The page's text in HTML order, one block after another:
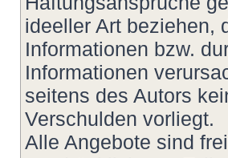
ideeller Art beziehen,
Informationen bzw.
Informationen
seitens des Autors
Verschulden vorliegt.
Alle Angebote sind